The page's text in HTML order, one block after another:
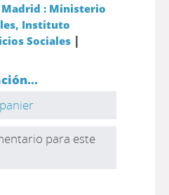
Madrid : Ministerio
Instituto
Sociales|
para este